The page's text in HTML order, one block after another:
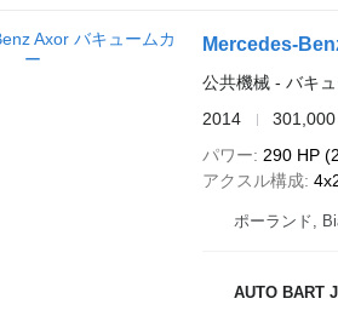
Mercedes-
公共機械 - バキ
2014
301,000
パワー
290 HP
アクスル構成
ポーランド,
AUTO BART